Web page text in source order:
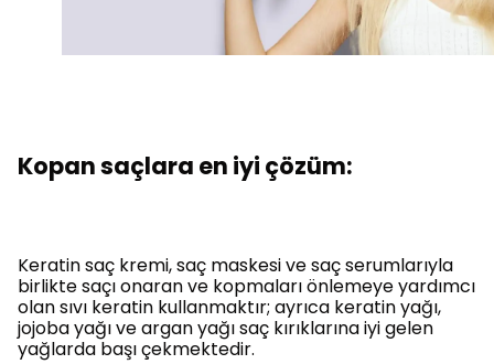
Kopan saçlara en iyi çözüm:
Keratin saç kremi, saç maskesi ve saç serumlarıyla
birlikte saçı onaran ve kopmaları önlemeye yardımcı
olan sıvı keratin kullanmaktır; ayrıca keratin yağı,
jojoba yağı ve argan yağı saç kırıklarına iyi gelen
yağlarda başı çekmektedir.